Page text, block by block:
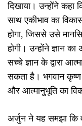
दिखाया। उन्होंने कहा
साथ एकीभाव का
होगा, जिससे उसे
होगी। उन्होंने ज्ञान
सच्चे ज्ञान के द्वारा
सकता है। भगवान कृष्ण
और आत्मानुभूति का
अर्जुन ने यह समझा कि